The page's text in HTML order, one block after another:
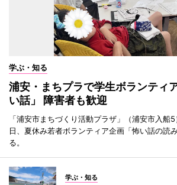
学ぶ・知る
浦安・まちプラで学生ボランティ
い話」 障害者も歓迎
「浦安市まちづくり活動プラザ」（浦安市入船
日、夏休み若者ボランティア企画「怖い話の読
る。
学ぶ・知る